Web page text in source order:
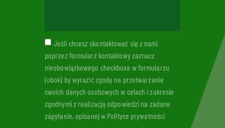
Jeśli chcesz skontaktować się z nami
poprzez formularz kontaktowy zaznacz
nieobowiązkowego checkboxa w formularzu
(obok) by wyrazić zgodę na przetwarzanie
swoich danych osobowych w celach i zakresie
zgodnymi z realizacją odpowiedzi na zadane
zapytanie, opisanej w Polityce prywatności